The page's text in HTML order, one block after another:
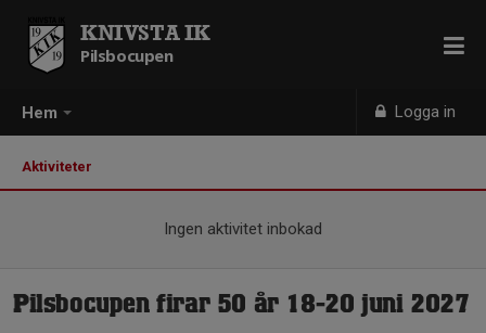
Hem Logga in
KNIVSTA IK
Pilsbocupen
Aktiviteter
Ingen aktivitet inbokad
Pilsbocupen firar 50 år 18-20 juni 2027